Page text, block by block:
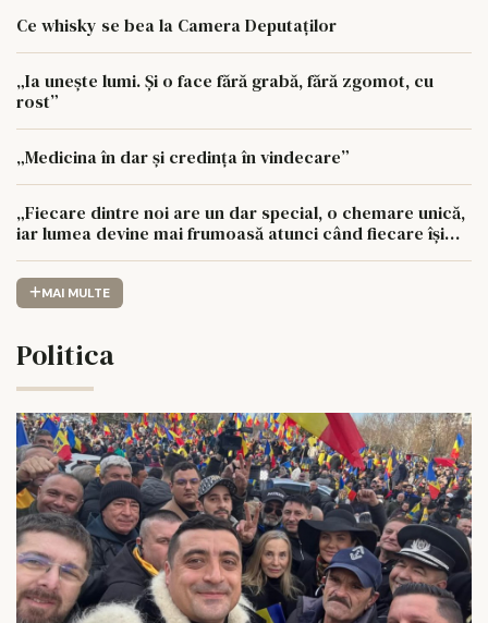
Ce whisky se bea la Camera Deputaților
„Ia unește lumi. Și o face fără grabă, fără zgomot, cu
rost”
„Medicina în dar și credința în vindecare”
„Fiecare dintre noi are un dar special, o chemare unică,
iar lumea devine mai frumoasă atunci când fiecare își
MAI MULTE
Politica